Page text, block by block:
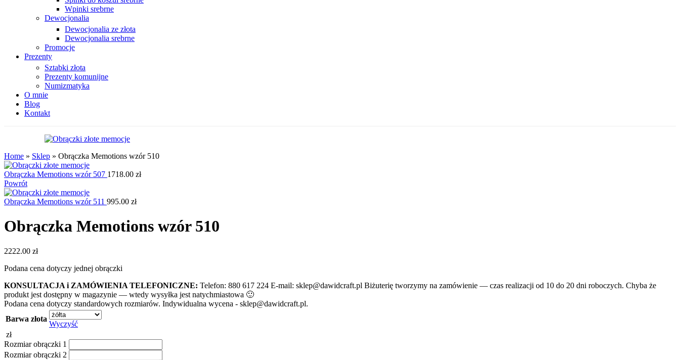
Wpinki srebrne
Dewocjonalia
Dewocjonalia ze złota
Dewocjonalia srebrne
Promocje
Prezenty
Sztabki złota
Prezenty komunijne
Numizmatyka
O mnie
Blog
Kontakt
Home » Sklep » Obrączka Memotions wzór 510
Obrączka Memotions wzór 507 1718.00 zł
Powrót
Obrączka Memotions wzór 511 995.00 zł
Obrączka Memotions wzór 510
2222.00 zł
Podana cena dotyczy jednej obrączki
KONSULTACJA i ZAMÓWIENIA TELEFONICZNE: Telefon: 880 617 224 E-mail: sklep@dawidcraft.pl Biżuterię tworzymy na zamówienie — czas realizacji od 10 do 20 dni roboczych. Chyba że
produkt jest dostępny w magazynie — wtedy wysyłka jest natychmiastowa 🙂
Podana cena dotyczy standardowych rozmiarów. Indywidualna wycena - sklep@dawidcraft.pl.
Barwa złota
Wyczyść
zł
Rozmiar obrączki 1
Rozmiar obrączki 2